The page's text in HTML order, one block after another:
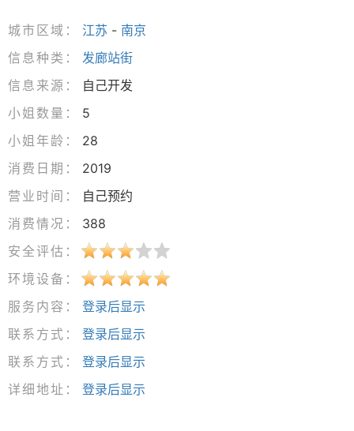
城市区域： 江苏 - 南京
信息种类：
发廊站街
信息来源：
自己开发
小姐数量：
5
小姐年龄：
28
消费日期：
2019
营业时间：
自己预约
消费情况：
388
安全评估：
环境设备：
服务内容：
登录后显示
联系方式：
登录后显示
联系方式：
登录后显示
详细地址：
登录后显示